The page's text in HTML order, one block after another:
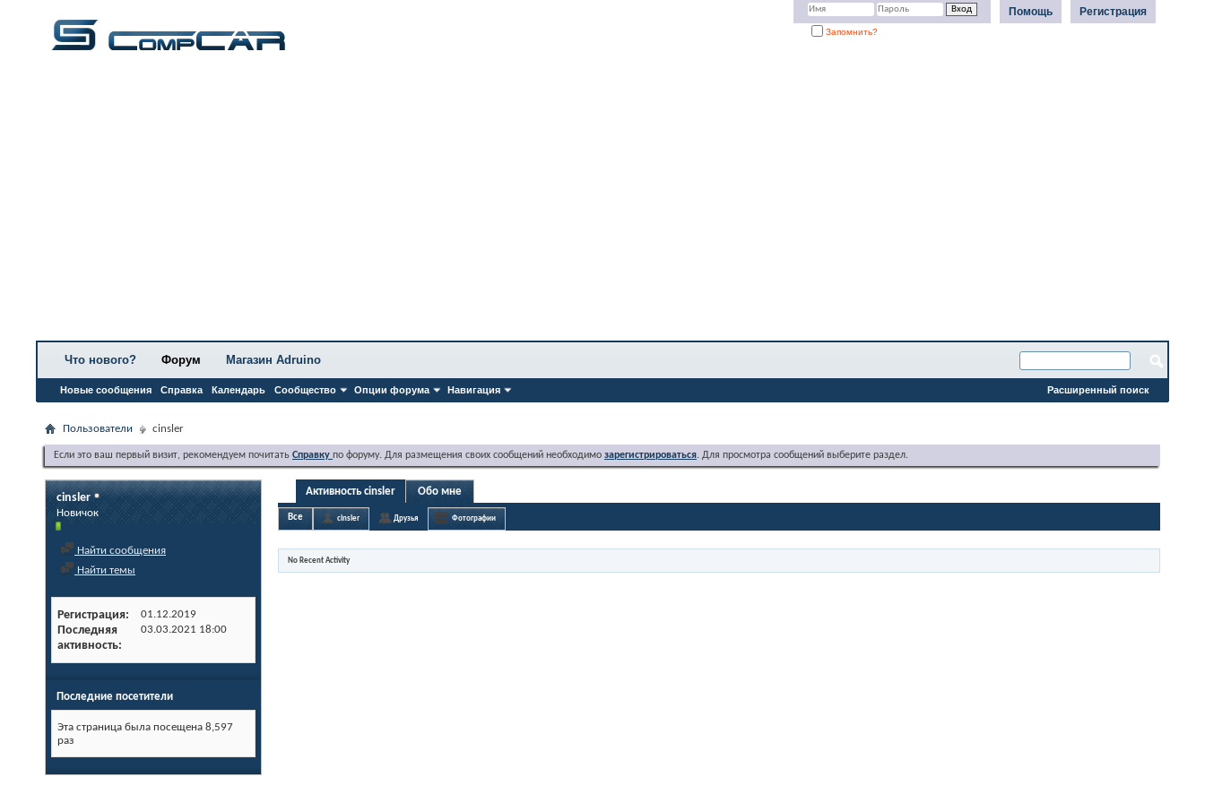
Регистрация
Помощь
Запомнить?
Что нового? Форум
Новые сообщения Справка Календарь Сообщество Опции форума Навигация
Магазин Adruino
Расширенный поиск
Пользователи cinsler
Если это ваш первый визит, рекомендуем почитать Справку по форуму. Для размещения своих сообщений необходимо зарегистрироваться. Для просмотра сообщений выберите раздел.
cinsler
Новичок
Найти сообщения
Найти темы
Регистрация 01.12.2019
Последняя
активность
03.03.2021 18:00
Последние посетители
Эта страница была посещена 8,597
раз
Активность cinsler Обо мне
Все cinsler Друзья Фотографии
No Recent Activity